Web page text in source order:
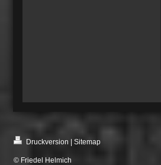
Druckversion Sitemap
© Friedel Helmich